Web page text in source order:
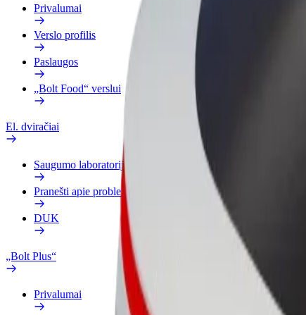
Privalumai
Verslo profilis
Paslaugos
„Bolt Food“ verslui
El. dviračiai
Saugumo laboratorija
Pranešti apie problemą
DUK
„Bolt Plus“
Privalumai